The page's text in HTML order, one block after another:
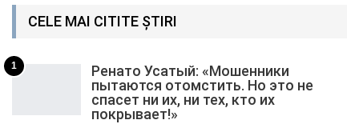
CELE MAI CITITE ȘTIRI
1
Ренато Усатый: «Мошенники
пытаются отомстить. Но это не
спасет ни их, ни тех, кто их
покрывает!»